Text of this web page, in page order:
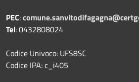
PEC:
Tel: 0432808024
Codice Univoco: UFS8SC
Codice IPA: c_i405